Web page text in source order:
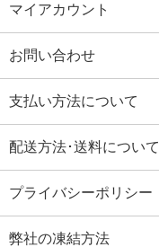
マイアカウント
お問い合わせ
支払い方法について
配送方法･送料について
プライバシーポリシー
弊社の凍結方法